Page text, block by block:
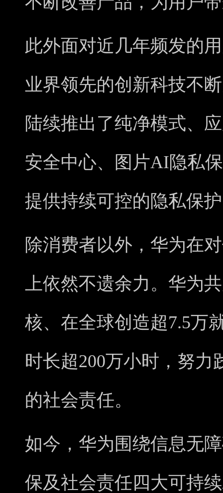
此外面对近几年频发的
业界领先的创新科技不
陆续推出了纯净模式、
安全中心、图片AI隐私
提供持续可控的隐私保
除消费者以外，华为在
上依然不遗余力。华为
核、在全球创造超7.5万
时长超200万小时，努
的社会责任。
如今，华为围绕信息无
保及社会责任四大可持